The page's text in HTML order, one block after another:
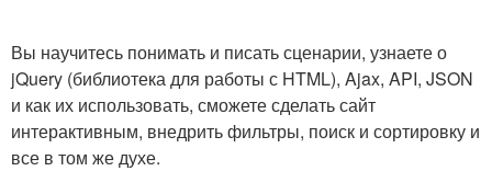
Вы научитесь понимать и писать сценарии, узнаете о
jQuery (библиотека для работы с HTML), Ajax, API, JSON
и как их использовать, сможете сделать сайт
интерактивным, внедрить фильтры, поиск и сортировку и
все в том же духе.